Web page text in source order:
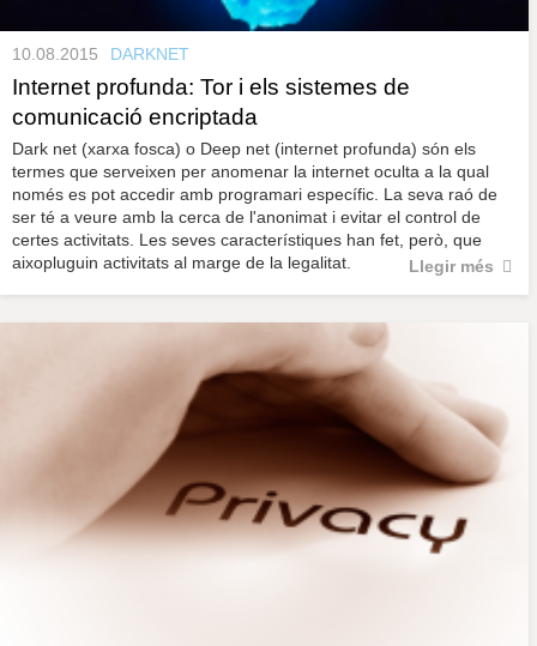
10.08.2015 DARKNET
Internet profunda: Tor i els sistemes de
comunicació encriptada
Dark net (xarxa fosca) o Deep net (internet profunda) són els
termes que serveixen per anomenar la internet oculta a la qual
només es pot accedir amb programari específic. La seva raó de
ser té a veure amb la cerca de l'anonimat i evitar el control de
certes activitats. Les seves característiques han fet, però, que
aixopluguin activitats al marge de la legalitat.
Llegir més